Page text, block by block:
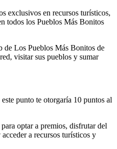
exclusivos en recursos turísticos,
todos los Pueblos Más Bonitos
de Los Pueblos Más Bonitos de
visitar sus pueblos y sumar
punto te otorgaría 10 puntos al
optar a premios, disfrutar del
a recursos turísticos y